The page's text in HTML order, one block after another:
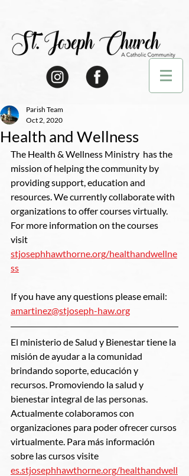
Health and Wellness
Parish Team
Oct 2, 2020
The Health & Wellness Ministry  has the
mission of helping the community by
providing support, education and
resources. We currently collaborate with
organizations to offer courses virtually.
For more information on the courses
visit
stjosephhawthorne.org/healthandwellne
ss
If you have any questions please email:
amartinez@stjoseph-haw.org
El ministerio de Salud y Bienestar tiene la
misión de ayudar a la comunidad
brindando soporte, educación y
recursos. Promoviendo la salud y
bienestar integral de las personas.
Actualmente colaboramos con
organizaciones para poder ofrecer cursos
virtualmente. Para más información
sobre las cursos visite
es.stjosephhawthorne.org/healthandwell